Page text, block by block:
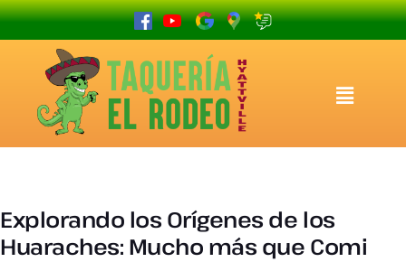
Explorando los Orígenes de los
Huaraches: Mucho más que Comi